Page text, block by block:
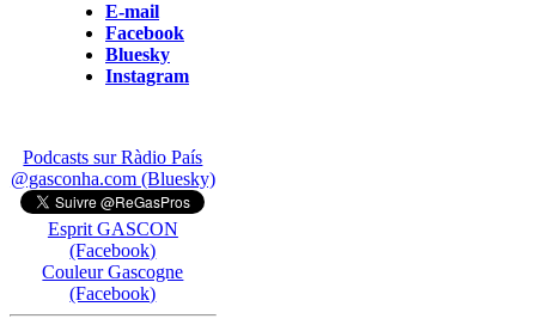
E-mail
Facebook
Bluesky
Instagram
Podcasts sur Ràdio País
@gasconha.com (Bluesky)
Esprit GASCON
(Facebook)
Couleur Gascogne
(Facebook)